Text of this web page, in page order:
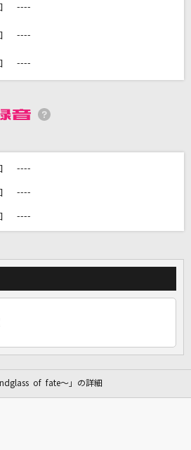
新曲・ランキングなど
会員登録・ログインして
ケをもっと楽しもう！
達と一緒に！練習にも！
----
----
----
----
----
----
of fate～」の詳細